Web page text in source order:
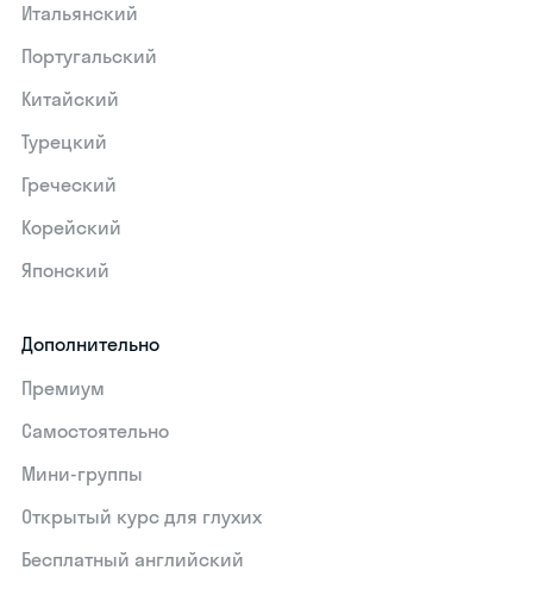
Итальянский
Португальский
Китайский
Турецкий
Греческий
Корейский
Японский
Дополнительно
Премиум
Самостоятельно
Мини-группы
Открытый курс для глухих
Бесплатный английский